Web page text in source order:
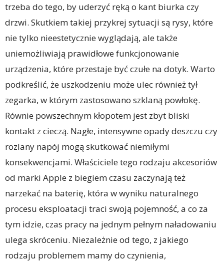
trzeba do tego, by uderzyć ręką o kant biurka czy
drzwi. Skutkiem takiej przykrej sytuacji są rysy, które
nie tylko nieestetycznie wyglądają, ale także
uniemożliwiają prawidłowe funkcjonowanie
urządzenia, które przestaje być czułe na dotyk. Warto
podkreślić, że uszkodzeniu może ulec również tył
zegarka, w którym zastosowano szklaną powłokę.
Równie powszechnym kłopotem jest zbyt bliski
kontakt z cieczą. Nagłe, intensywne opady deszczu czy
rozlany napój mogą skutkować niemiłymi
konsekwencjami. Właściciele tego rodzaju akcesoriów
od marki Apple z biegiem czasu zaczynają też
narzekać na baterię, która w wyniku naturalnego
procesu eksploatacji traci swoją pojemność, a co za
tym idzie, czas pracy na jednym pełnym naładowaniu
ulega skróceniu. Niezależnie od tego, z jakiego
rodzaju problemem mamy do czynienia,